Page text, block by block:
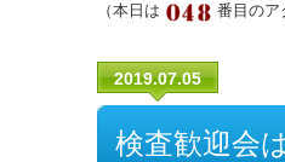
（本日は 番目の
2019.07.05
検査歓迎会